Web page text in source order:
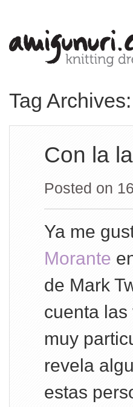
Tag
Con la
Posted on
Ya me
Morante
de Mark
cuenta
muy
revela
estas